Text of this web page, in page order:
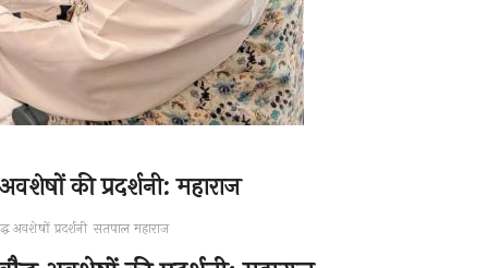
की प्रदर्शनी: महाराज
अवशेषों प्रदर्शनी सतपाल महाराज